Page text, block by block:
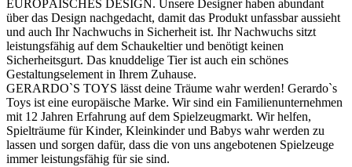
EUROPÄISCHES DESIGN. Unsere Designer haben abundant
über das Design nachgedacht, damit das Produkt unfassbar aussieht
und auch Ihr Nachwuchs in Sicherheit ist. Ihr Nachwuchs sitzt
leistungsfähig auf dem Schaukeltier und benötigt keinen
Sicherheitsgurt. Das knuddelige Tier ist auch ein schönes
Gestaltungselement in Ihrem Zuhause.
GERARDO`S TOYS lässt deine Träume wahr werden! Gerardo`s
Toys ist eine europäische Marke. Wir sind ein Familienunternehmen
mit 12 Jahren Erfahrung auf dem Spielzeugmarkt. Wir helfen,
Spielträume für Kinder, Kleinkinder und Babys wahr werden zu
lassen und sorgen dafür, dass die von uns angebotenen Spielzeuge
immer leistungsfähig für sie sind.